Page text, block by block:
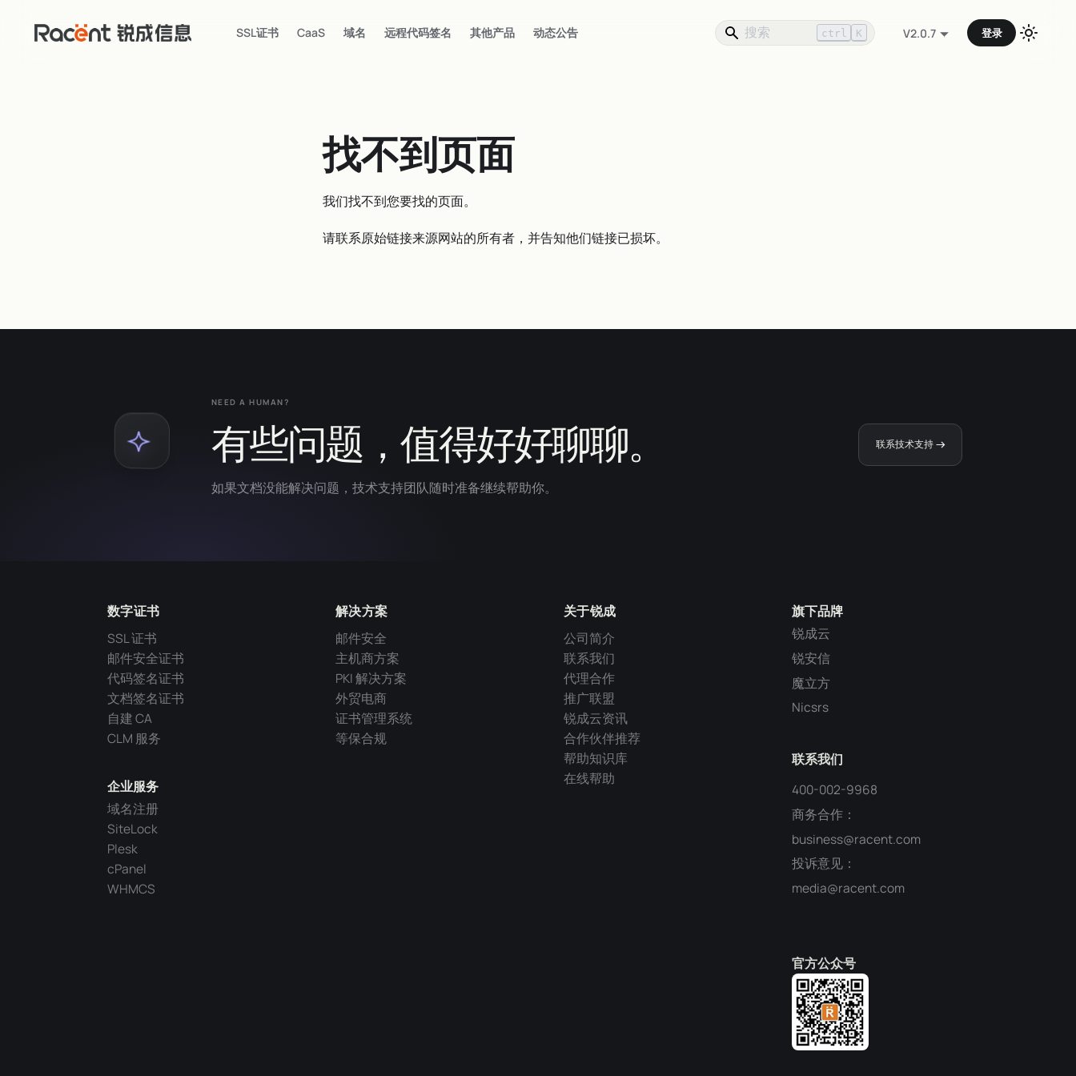
SSL证书 CaaS 域名 远程代码签名 其他产品 动态公告 ctrl K V2.0.7 登录
找不到页面
我们找不到您要找的页面。
请联系原始链接来源网站的所有者，并告知他们链接已损坏。
NEED A HUMAN?
有些问题，值得好好聊聊。
如果文档没能解决问题，技术支持团队随时准备继续帮助你。
联系技术支持
旗下品牌
锐成云
锐安信
魔立方
Nicsrs
联系我们
400-002-9968
商务合作：
business@racent.com
投诉意见：
media@racent.com
官方公众号
数字证书
SSL 证书
邮件安全证书
代码签名证书
文档签名证书
自建 CA
CLM 服务
企业服务
域名注册
SiteLock
Plesk
cPanel
WHMCS
解决方案
邮件安全
主机商方案
PKI 解决方案
外贸电商
证书管理系统
等保合规
关于锐成
公司简介
联系我们
代理合作
推广联盟
锐成云资讯
合作伙伴推荐
帮助知识库
在线帮助